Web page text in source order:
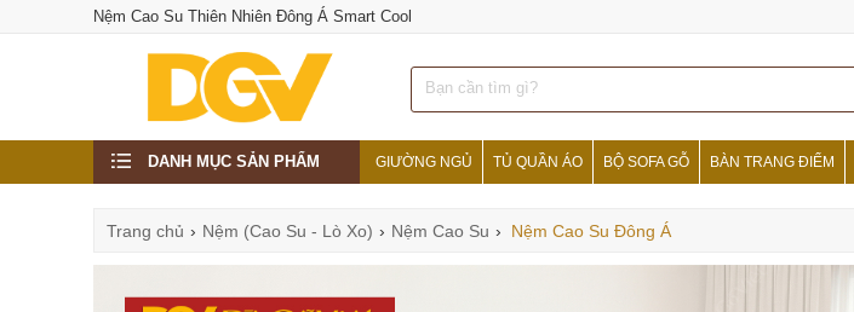
Nệm Cao Su Thiên Nhiên Đông Á Smart Cool
DANH MỤC SẢN PHẨM GIƯỜNG NGỦ TỦ QUẦN ÁO BỘ SOFA GỖ BÀN TRANG ĐIỂM
Trang chủ › Nệm (Cao Su - Lò Xo) › Nệm Cao Su › Nệm Cao Su Đông Á